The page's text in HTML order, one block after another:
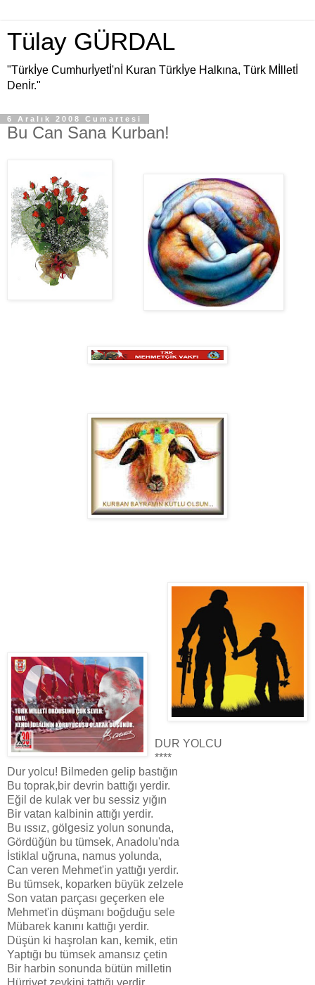
Tülay GÜRDAL
"Türkİye Cumhurİyetİ'nİ Kuran Türkİye Halkına, Türk Mİlletİ
Denİr."
6 Aralık 2008 Cumartesi
Bu Can Sana Kurban!
DUR YOLCU
****
Dur yolcu! Bilmeden gelip bastığın
Bu toprak,bir devrin battığı yerdir.
Eğil de kulak ver bu sessiz yığın
Bir vatan kalbinin attığı yerdir.
Bu ıssız, gölgesiz yolun sonunda,
Gördüğün bu tümsek, Anadolu'nda
İstiklal uğruna, namus yolunda,
Can veren Mehmet'in yattığı yerdir.
Bu tümsek, koparken büyük zelzele
Son vatan parçası geçerken ele
Mehmet'in düşmanı boğduğu sele
Mübarek kanını kattığı yerdir.
Düşün ki haşrolan kan, kemik, etin
Yaptığı bu tümsek amansız çetin
Bir harbin sonunda bütün milletin
Hürriyet zevkini tattığı yerdir